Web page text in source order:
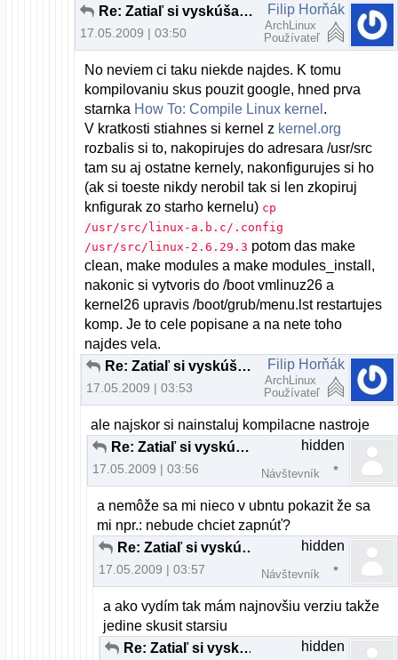
Re: Zatiaľ si vyskúšaj aj iné distrá ...
17.05.2009 | 03:50
Filip Horňák
ArchLinux
Používateľ
No neviem ci taku niekde najdes. K tomu
kompilovaniu skus pouzit google, hned prva
starnka How To: Compile Linux kernel .
V kratkosti stiahnes si kernel z kernel.org
rozbalis si to, nakopirujes do adresara /usr/src
tam su aj ostatne kernely, nakonfigurujes si ho
(ak si toeste nikdy nerobil tak si len zkopiruj
knfigurak zo starho kernelu) cp
/usr/src/linux-a.b.c/.config
/usr/src/linux-2.6.29.3 potom das make
clean, make modules a make modules_install,
nakonic si vytvoris do /boot vmlinuz26 a
kernel26 upravis /boot/grub/menu.lst restartujes
komp. Je to cele popisane a na nete toho
najdes vela.
Re: Zatiaľ si vyskúšaj aj iné distrá ...
17.05.2009 | 03:53
Filip Horňák
ArchLinux
Používateľ
ale najskor si nainstaluj kompilacne nastroje
Re: Zatiaľ si vyskúšaj aj iné distrá ...
17.05.2009 | 03:56
hidden
Návštevník
a nemôže sa mi nieco v ubntu pokazit že sa
mi npr.: nebude chciet zapnúť?
Re: Zatiaľ si vyskúšaj aj iné distrá ...
17.05.2009 | 03:57
hidden
Návštevník
a ako vydím tak mám najnovšiu verziu takže
jedine skusit starsiu
Re: Zatiaľ si vyskúšaj aj iné distrá ...
hidden